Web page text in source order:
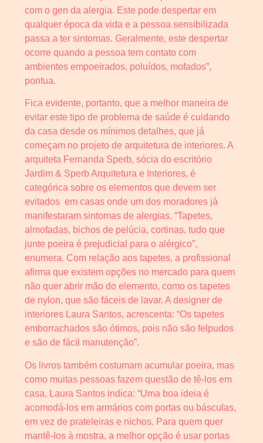
com o gen da alergia. Este pode despertar em
qualquer época da vida e a pessoa sensibilizada
passa a ter sintomas. Geralmente, este despertar
ocorre quando a pessoa tem contato com
ambientes empoeirados, poluídos, mofados”,
pontua.
Fica evidente, portanto, que a melhor maneira de
evitar este tipo de problema de saúde é cuidando
da casa desde os mínimos detalhes, que já
começam no projeto de arquitetura de interiores. A
arquiteta Fernanda Sperb, sócia do escritório
Jardim & Sperb Arquitetura e Interiores, é
categórica sobre os elementos que devem ser
evitados em casas onde um dos moradores já
manifestaram sintomas de alergias. “Tapetes,
almofadas, bichos de pelúcia, cortinas, tudo que
junte poeira é prejudicial para o alérgico”,
enumera. Com relação aos tapetes, a profissional
afirma que existem opções no mercado para quem
não quer abrir mão do elemento, como os tapetes
de nylon, que são fáceis de lavar. A designer de
interiores Laura Santos, acrescenta: “Os tapetes
emborrachados são ótimos, pois não são felpudos
e são de fácil manutenção”.
Os livros também costumam acumular poeira, mas
como muitas pessoas fazem questão de tê-los em
casa, Laura Santos indica: “Uma boa ideia é
acomodá-los em armários com portas ou básculas,
em vez de prateleiras e nichos. Para quem quer
mantê-los à mostra, a melhor opção é usar portas